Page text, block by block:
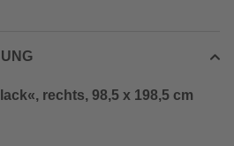
rechts, 98,5 x 198,5 cm